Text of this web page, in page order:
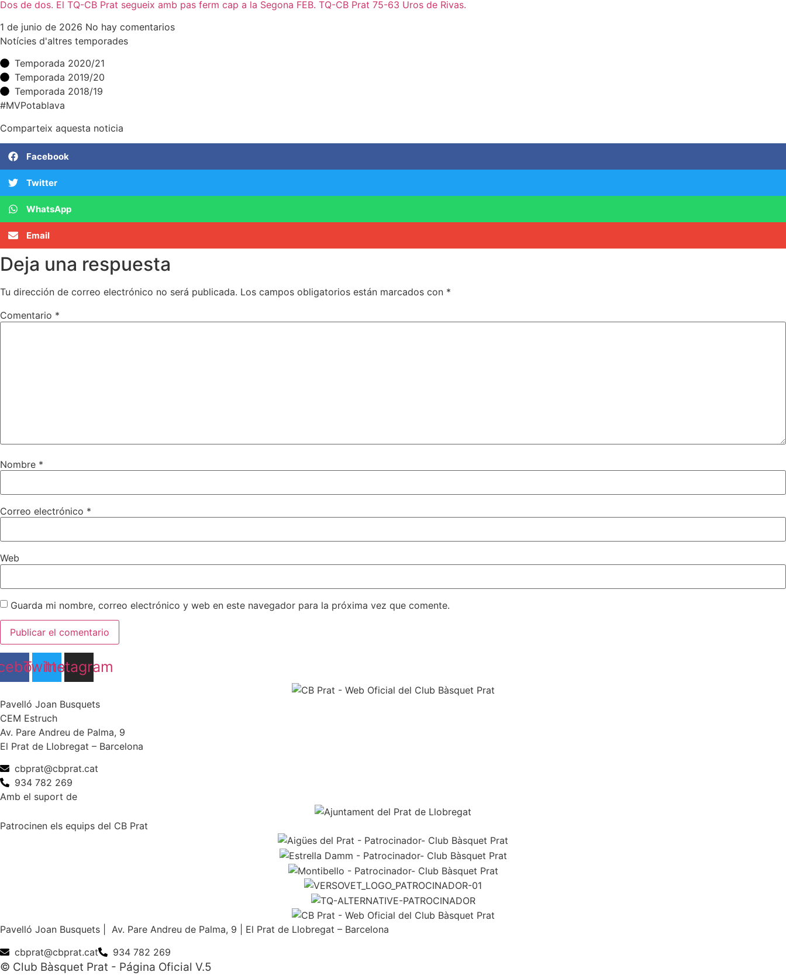
Dos de dos. El TQ-CB Prat segueix amb pas ferm cap a la Segona FEB. TQ-CB Prat 75-63 Uros de Rivas.
1 de junio de 2026 No hay comentarios
Notícies d'altres temporades
Temporada 2020/21
Temporada 2019/20
Temporada 2018/19
#MVPotablava
Comparteix aquesta noticia
Facebook
Twitter
WhatsApp
Email
Deja una respuesta
Tu dirección de correo electrónico no será publicada. Los campos obligatorios están marcados con *
Comentario *
Nombre *
Correo electrónico *
Web
Guarda mi nombre, correo electrónico y web en este navegador para la próxima vez que comente.
Twitter
Instagram
Pavelló Joan Busquets
CEM Estruch
Av. Pare Andreu de Palma, 9
El Prat de Llobregat – Barcelona
cbprat@cbprat.cat
934 782 269
Amb el suport de
Patrocinen els equips del CB Prat
Pavelló Joan Busquets | Av. Pare Andreu de Palma, 9 | El Prat de Llobregat – Barcelona
cbprat@cbprat.cat
934 782 269
© Club Bàsquet Prat - Página Oficial V.5